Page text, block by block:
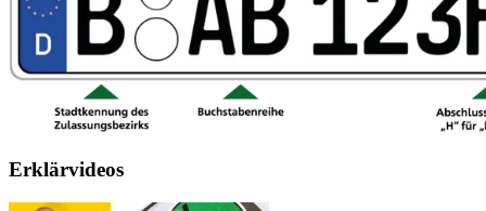
Erklärvideos